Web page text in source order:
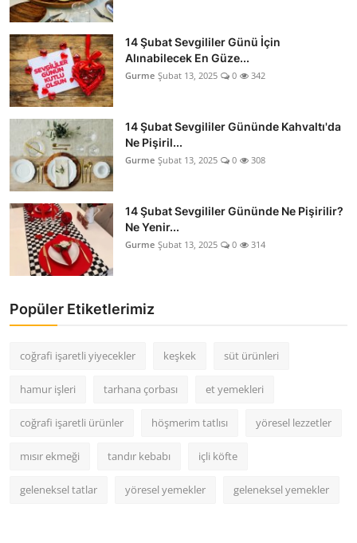
14 Şubat Sevgililer Günü İçin
Alınabilecek En Güze...
Gurme Şubat 13, 2025 0 342
14 Şubat Sevgililer Gününde Kahvaltı'da
Ne Pişiril...
Gurme Şubat 13, 2025 0 308
14 Şubat Sevgililer Gününde Ne Pişirilir?
Ne Yenir...
Gurme Şubat 13, 2025 0 314
Popüler Etiketlerimiz
coğrafi işaretli yiyecekler keşkek süt ürünleri
hamur işleri tarhana çorbası et yemekleri
coğrafi işaretli ürünler höşmerim tatlısı yöresel lezzetler
mısır ekmeği tandır kebabı içli köfte
geleneksel tatlar yöresel yemekler geleneksel yemekler